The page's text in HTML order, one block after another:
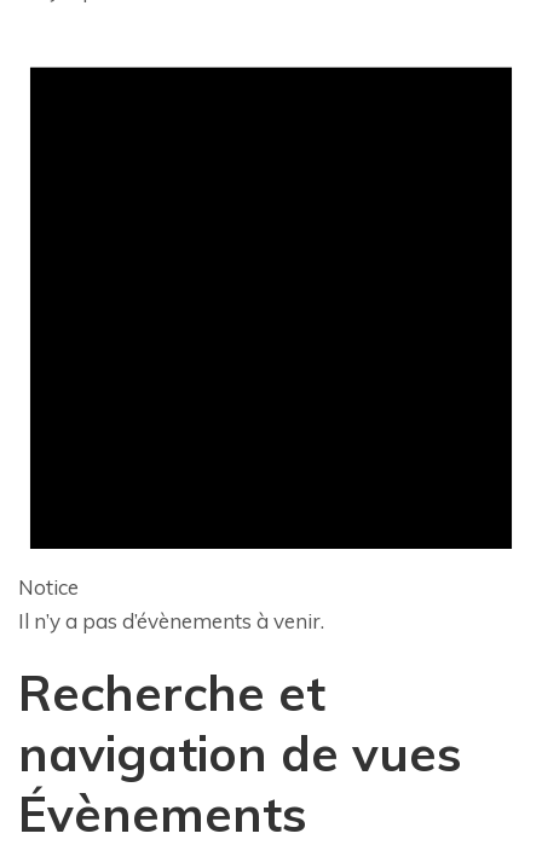
Notice
Il n’y a pas d’évènements à venir.
Recherche et
navigation de vues
Évènements